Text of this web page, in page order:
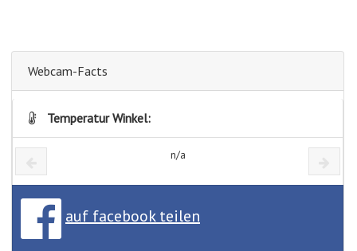
Webcam-Facts
Temperatur Winkel:
n/a
auf facebook teilen